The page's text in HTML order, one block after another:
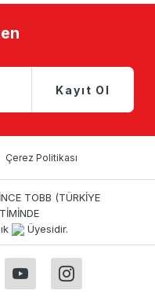
Kayıt Ol
Çerez Politikası
TOBB (TÜRKİYE
Üyesidir.